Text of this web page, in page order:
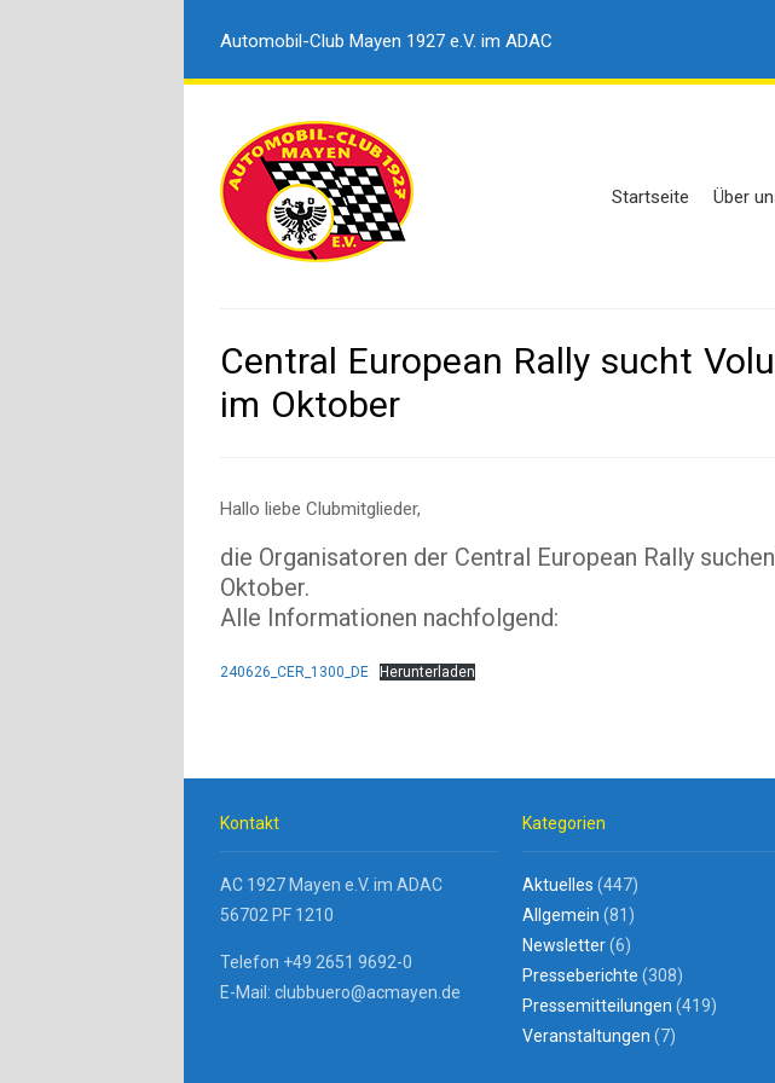
Automobil-Club Mayen 1927 e.V. im ADAC
Startseite Über
Central European Rally sucht
im Oktober
Hallo liebe Clubmitglieder,
die Organisatoren der Central European Rally
Oktober.
Alle Informationen nachfolgend:
240626_CER_1300_DE Herunterladen
Kontakt
AC 1927 Mayen e.V. im ADAC
56702 PF 1210
Telefon +49 2651 9692-0
E-Mail: clubbuero@acmayen.de
Kategorien
Aktuelles (447)
Allgemein (81)
Newsletter(6)
Presseberichte (308)
Pressemitteilungen (419)
Veranstaltungen (7)